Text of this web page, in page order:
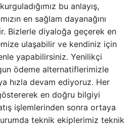
bu anlayış,
en sağlam dayanağını
Bizlerle diyaloğa geçerek en
ulaşabilir ve kendiniz için
yapabilirsiniz. Yenilikçi
ödeme alternatiflerimizle
hızla devam ediyoruz. Her
en doğru bilgiyi
işlemlerinden sonra ortaya
teknik ekiplerimiz teknik